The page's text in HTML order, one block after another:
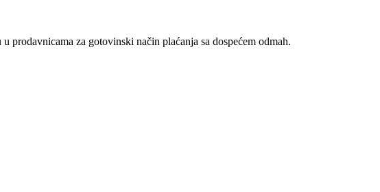
prodavnicama za gotovinski način plaćanja sa dospećem odmah.